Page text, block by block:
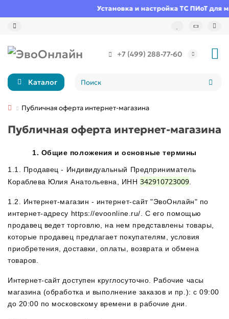
Установка и настройка ТС ПИоТ для
+7 (499) 288-77-60
Каталог
Публичная оферта интернет-магазина
Публичная оферта интернет-магазина
1. Общие положения и основные термины
1.1. Продавец - Индивидуальный Предприниматель
Кораблева Юлия Анатольевна, ИНН342910723009
1.2. Интернет-магазин - интернет-сайт "ЭвоОнлайн" по
интернет-адресу https://evoonline.ru/. С его помощью
продавец ведет торговлю, на нем представлены товары,
которые продавец предлагает покупателям, условия
приобретения, доставки, оплаты, возврата и обмена
товаров.
Интернет-сайт доступен круглосуточно. Рабочие часы
магазина (обработка и выполнение заказов и пр.): с 09:00
до 20:00 по московскому времени в рабочие дни.